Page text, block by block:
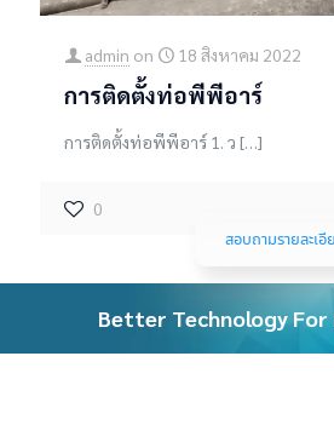
admin on 18 สิงหาคม 2022
การติดตั้งท่อพีพีอาร์
การติดตั้งท่อพีพีอาร์ 1. ว […]
0
Better Technology
สอบถามรายละเ